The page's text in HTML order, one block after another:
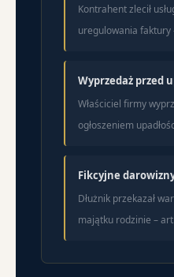
Kontrahent zlecił
uregulowania faktury
Wyprzedaż przed
Właściciel firmy
ogłoszeniem
Fikcyjne
Dłużnik przekazał
majątku rodzinie –